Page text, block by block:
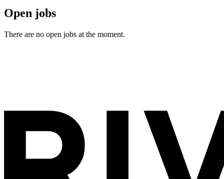
Open jobs
There are no open jobs at the moment.